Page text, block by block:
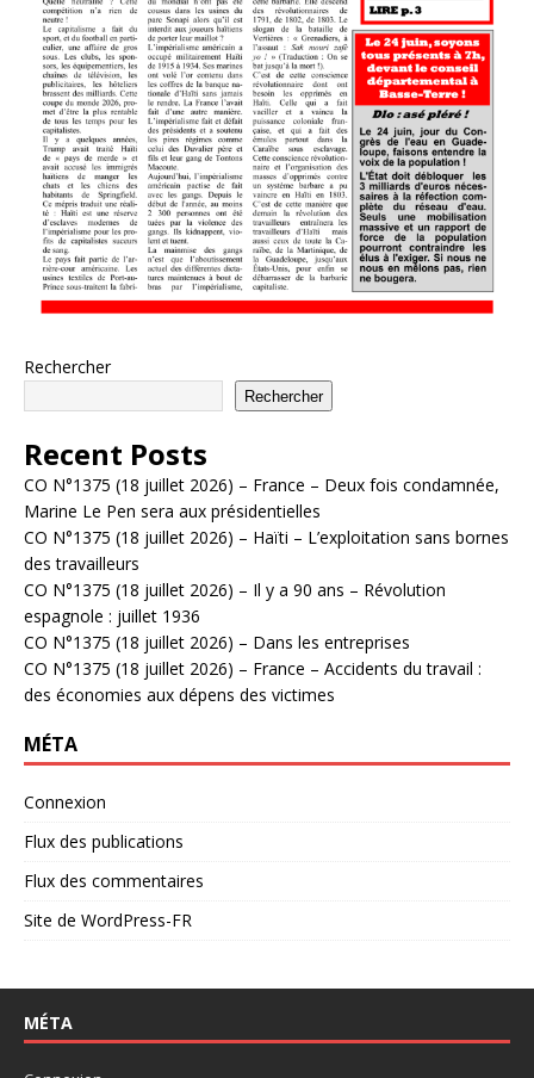
Rechercher
Rechercher
Recent Posts
CO N°1375 (18 juillet 2026) – France – Deux fois condamnée,
Marine Le Pen sera aux présidentielles
CO N°1375 (18 juillet 2026) – Haïti – L’exploitation sans bornes
des travailleurs
CO N°1375 (18 juillet 2026) – Il y a 90 ans – Révolution
espagnole : juillet 1936
CO N°1375 (18 juillet 2026) – Dans les entreprises
CO N°1375 (18 juillet 2026) – France – Accidents du travail :
des économies aux dépens des victimes
MÉTA
Connexion
Flux des publications
Flux des commentaires
Site de WordPress-FR
MÉTA